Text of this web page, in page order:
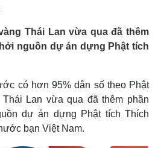
Thái Lan vừa qua đã thêm
nguồn dự án dựng Phật tích
có hơn 95% dân số theo Phật
Lan vừa qua đã thêm phần
dự án dựng Phật tích Thích
bạn Việt Nam.